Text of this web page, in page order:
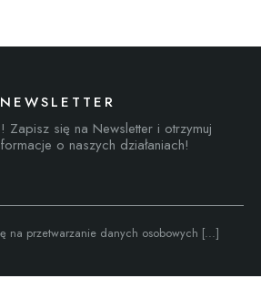
NEWSLETTER
Zapisz się na Newsletter i otrzymuj
o naszych działaniach!
na przetwarzanie danych osobowych [...]